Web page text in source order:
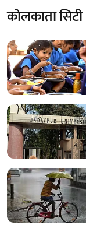
कोलकाता सिटी